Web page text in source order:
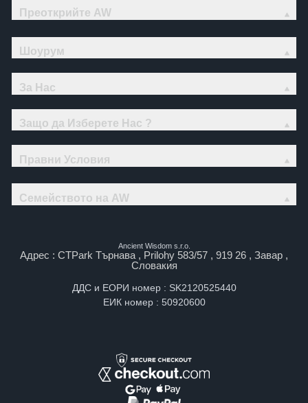
Преоткрийте AW
Шоурум
За Нас
Защо да Изберете Нас ?
Правни Условия
Семейството на AW
Ancient Wisdom s.r.o.
Адрес : CTPark Търнава , Prilohy 583/57 , 919 26 , Завар ,
Словакия
ДДС и ЕОРИ номер : SK2120525440
ЕИК номер : 50920600